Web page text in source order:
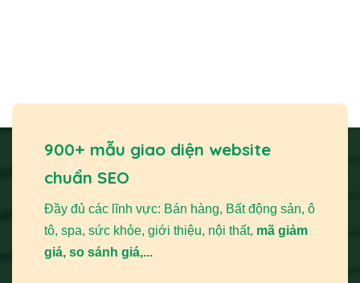
900+ mẫu giao diện website
chuẩn SEO
Đầy đủ các lĩnh vực: Bán hàng, Bất động sản, ô
tô, spa, sức khỏe, giới thiệu, nội thất, mã giảm
giá, so sánh giá,...